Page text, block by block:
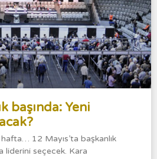
başında: Yeni
12 Mayıs’ta başkanlık
liderini seçecek. Kara